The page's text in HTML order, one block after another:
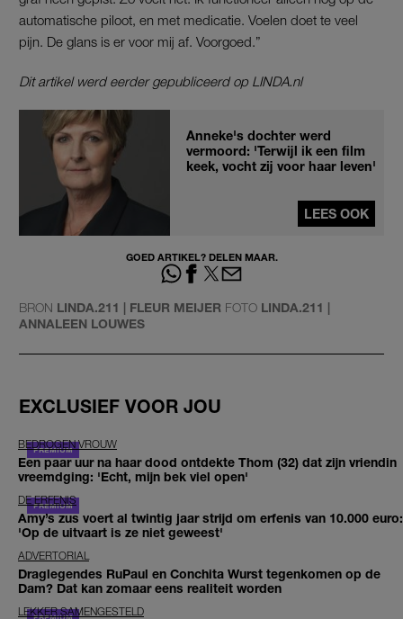
automatische piloot, en met medicatie. Voelen doet te veel
pijn. De glans is er voor mij af. Voorgoed.”
Dit artikel werd eerder gepubliceerd op LINDA.nl
Anneke's dochter werd
vermoord: 'Terwijl ik een film
keek, vocht zij voor haar leven'
LEES OOK
GOED ARTIKEL? DELEN MAAR.
BRON LINDA.211 | FLEUR MEIJER FOTO LINDA.211 |
ANNALEEN LOUWES
EXCLUSIEF VOOR JOU
BEDROGEN VROUW
Een paar uur na haar dood ontdekte Thom (32) dat zijn vriendin
vreemdging: 'Echt, mijn bek viel open'
DE ERFENIS
Amy’s zus voert al twintig jaar strijd om erfenis van 10.000 euro:
'Op de uitvaart is ze niet geweest'
ADVERTORIAL
Draglegendes RuPaul en Conchita Wurst tegenkomen op de
Dam? Dat kan zomaar eens realiteit worden
LEKKER SAMENGESTELD